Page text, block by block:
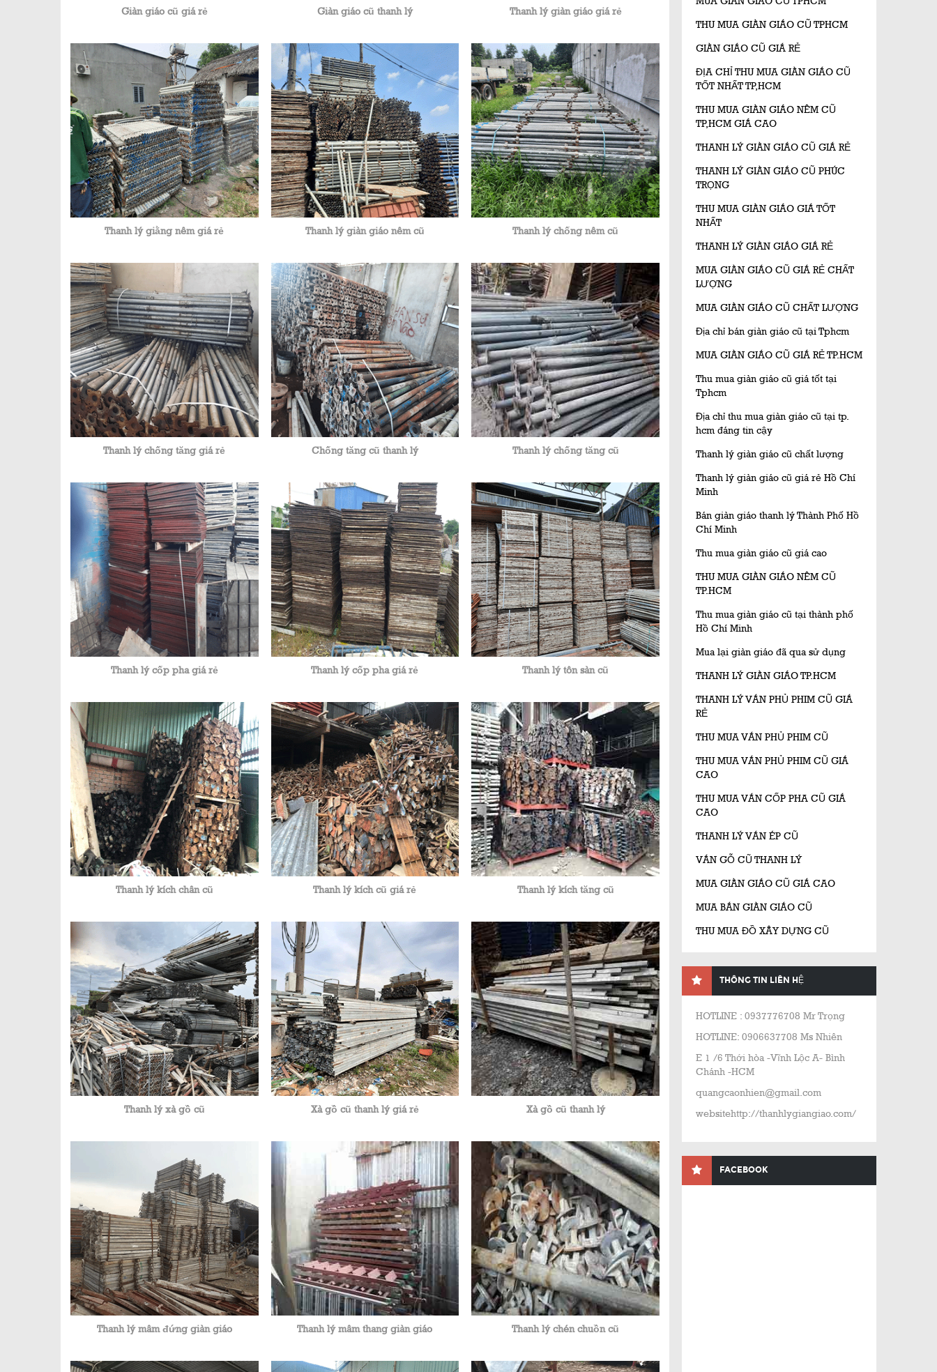
Giàn giáo cũ giá rẻ Giàn giáo cũ thanh lý Thanh lý giàn giáo giá rẻ
Thanh lý giằng nêm giá rẻ Thanh lý giàn giáo nêm cũ Thanh lý chống nêm cũ
Thanh lý chống tăng giá rẻ Chống tăng cũ thanh lý Thanh lý chống tăng cũ
Thanh lý cốp pha giá rẻ Thanh lý cốp pha giá rẻ Thanh lý tôn sàn cũ
Thanh lý kích chân cũ Thanh lý kích cũ giá rẻ Thanh lý kích tăng cũ
Thanh lý xà gồ cũ Xà gồ cũ thanh lý giá rẻ Xà gồ cũ thanh lý
Thanh lý mâm đứng giàn giáo Thanh lý mâm thang giàn giáo Thanh lý chén chuồn cũ
THU MUA GIÀN GIÁO CŨ TPHCM
GIÀN GIÁO CŨ GIÁ RẺ
ĐỊA CHỈ THU MUA GIÀN GIÁO CŨ
TỐT NHẤT TP,HCM
THU MUA GIÀN GIÁO NÊM CŨ
TP,HCM GIÁ CAO
THANH LÝ GIÀN GIÁO CŨ GIÁ RẺ
THANH LÝ GIÀN GIÁO CŨ PHÚC
TRỌNG
THU MUA GIÀN GIÁO GIÁ TỐT
NHẤT
THANH LÝ GIÀN GIÁO GIÁ RẺ
MUA GIÀN GIÁO CŨ GIÁ RẺ CHẤT
LƯỢNG
MUA GIÀN GIÁO CŨ CHẤT LƯỢNG
Địa chỉ bán giàn giáo cũ tại Tphcm
MUA GIÀN GIÁO CŨ GIÁ RẺ TP.HCM
Thu mua giàn giáo cũ giá tốt tại
Tphcm
Địa chỉ thu mua giàn giáo cũ tại tp.
hcm đáng tin cậy
Thanh lý giàn giáo cũ chất lượng
Thanh lý giàn giáo cũ giá rẻ Hồ Chí
Minh
Bán giàn giáo thanh lý Thành Phố Hồ
Chí Minh
Thu mua giàn giáo cũ giá cao
THU MUA GIÀN GIÁO NÊM CŨ
TP.HCM
Thu mua giàn giáo cũ tại thành phố
Hồ Chí Minh
Mua lại giàn giáo đã qua sử dụng
THANH LÝ GIÀN GIÁO TP.HCM
THANH LÝ VÁN PHỦ PHIM CŨ GIÁ
RẺ
THU MUA VÁN PHỦ PHIM CŨ
THU MUA VÁN PHỦ PHIM CŨ GIÁ
CAO
THU MUA VÁN CỐP PHA CŨ GIÁ
CAO
THANH LÝ VÁN ÉP CŨ
VÁN GỖ CŨ THANH LÝ
MUA GIÀN GIÁO CŨ GIÁ CAO
MUA BÁN GIÀN GIÁO CŨ
THU MUA ĐỒ XÂY DỰNG CŨ
THÔNG TIN LIÊN HỆ
HOTLINE : 0937776708 Mr Trọng
HOTLINE: 0906637708 Ms Nhiên
E 1 /6 Thới hòa -Vĩnh Lộc A- Bình
Chánh -HCM
quangcaonhien@gmail.com
websitehttp://thanhlygiangiao.com/
FACEBOOK